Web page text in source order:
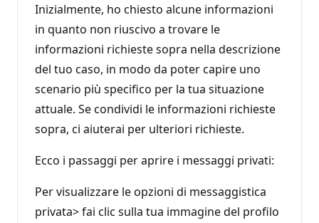
Inizialmente, ho chiesto alcune informazioni
in quanto non riuscivo a trovare le
informazioni richieste sopra nella descrizione
del tuo caso, in modo da poter capire uno
scenario più specifico per la tua situazione
attuale. Se condividi le informazioni richieste
sopra, ci aiuterai per ulteriori richieste.
Ecco i passaggi per aprire i messaggi privati:
Per visualizzare le opzioni di messaggistica
privata> fai clic sulla tua immagine del profilo